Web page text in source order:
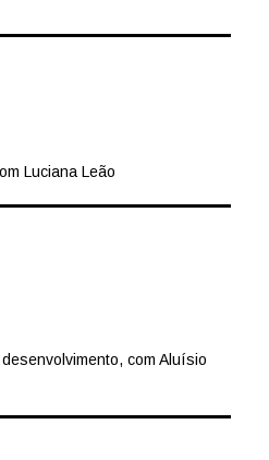
Luciana Leão
com Aluísio